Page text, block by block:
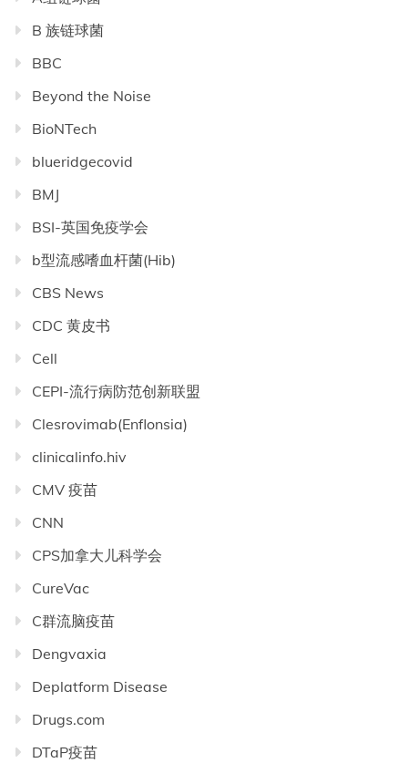
B 族链球菌
BBC
Beyond the Noise
BioNTech
blueridgecovid
BMJ
BSI-英国免疫学会
b型流感嗜血杆菌(Hib)
CBS News
CDC 黄皮书
Cell
CEPI-流行病防范创新联盟
Clesrovimab(Enflonsia)
clinicalinfo.hiv
CMV 疫苗
CNN
CPS加拿大儿科学会
CureVac
C群流脑疫苗
Dengvaxia
Deplatform Disease
Drugs.com
DTaP疫苗